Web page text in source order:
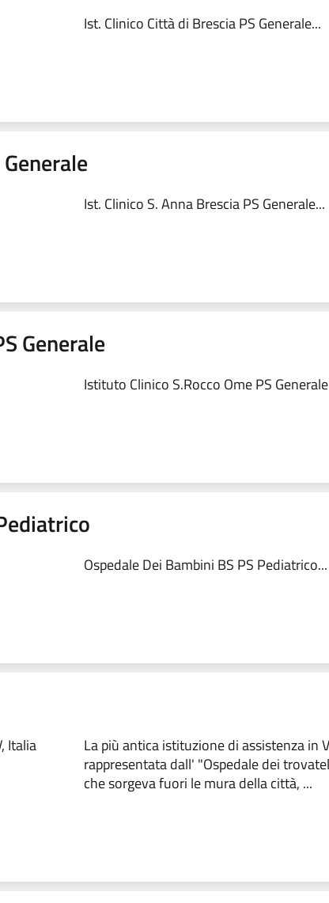
Ist. Clinico Città di Brescia PS Generale...
Ist. Clinico S. Anna Brescia PS Generale...
Generale
Istituto Clinico S.Rocco Ome PS
Ospedale Dei Bambini BS PS Pediatrico...
Italia
La più antica istituzione di assistenza in
rappresentata dall' "Ospedale dei
che sorgeva fuori le mura della città, ...